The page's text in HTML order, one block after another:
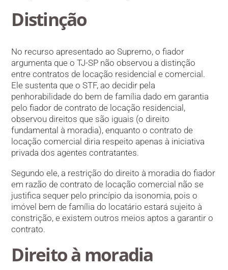
Distinção
No recurso apresentado ao Supremo, o fiador
argumenta que o TJ-SP não observou a distinção
entre contratos de locação residencial e comercial.
Ele sustenta que o STF, ao decidir pela
penhorabilidade do bem de família dado em garantia
pelo fiador de contrato de locação residencial,
observou direitos que são iguais (o direito
fundamental à moradia), enquanto o contrato de
locação comercial diria respeito apenas à iniciativa
privada dos agentes contratantes.
Segundo ele, a restrição do direito à moradia do fiador
em razão de contrato de locação comercial não se
justifica sequer pelo princípio da isonomia, pois o
imóvel bem de família do locatário estará sujeito à
constrição, e existem outros meios aptos a garantir o
contrato.
Direito à moradia